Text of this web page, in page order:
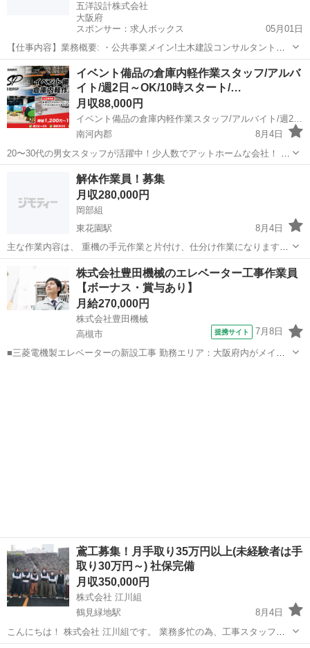
五洋設計株式会社
大阪府
スポンサー：求人ボックス
05月01日
【仕事内容】業務概要: ・公共事業メイン!土木建設コンサルタントに
関する河川設計業務を担当していただきます。 <具体的には…> ・河
川砂防、一般土木構造物の調査、設計、資料作成等 <変更の範囲:無>
業務の特徴: ・案件としては土...
正社員
イベント備品の倉庫内軽作業スタッフ/アルバ
イト/週2日～OK/10時スタート/…
月収88,000円
イベント備品の倉庫内軽作業スタッフ/アルバイト/週2日～OK/10時スタート/未経験OK/時給1,200円～1,800円 株式会社BSP
南河内郡
8月4日
20〜30代の男女スタッフが活躍中！少人数でアットホームな会社！ 自
分が考えて準備したものが目に見えて形になることで、やりがいや達
成感を感じられます！ こんな方に向いています ・コツコツ作業が得意
な方 ・計画を立...
南河内郡 その他 業務
解体作業員！募集
月収280,000円
岡部組
東花園駅
8月4日
主な作業内容は、 重機の手元作業と片付け、仕分け作業になります。
若い方、初心者、大歓迎です。 経験者優遇します。 翌日採用okです。
基本的な勤務時間8時〜17時 初心者、10000円〜.経験者の方12000円〜
...
東大阪市 東花園駅 土木
株式会社豊田機械のエレベーター工事作業員
【ボーナス・賞与あり】
月給270,000円
株式会社豊田機械
高槻市
提携サイト 7月8日
■三菱電機製エレベーターの新設工事 勤務エリア：大阪府内がメイン
鳶工募集！月手取り35万円以上(未経験者は手
取り30万円～) 社保完備
月収350,000円
株式会社 江川組
鶴見緑地駅
8月4日
こんにちは！ 株式会社 江川組です。 業務多忙の為、工事スタッフさ
んを募集しています。 募集年齢18歳～59歳 ■主な仕事内容 鳶工事全